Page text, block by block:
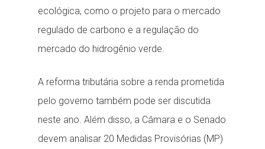
ecológica, como o projeto para o mercado
regulado de carbono e a regulação do
mercado do hidrogênio verde.
A reforma tributária sobre a renda prometida
pelo governo também pode ser discutida
neste ano. Além disso, a Câmara e o Senado
devem analisar 20 Medidas Provisórias (MP)